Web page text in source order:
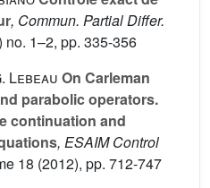
, Commun. Partial Differ.
no. 1–2, pp. 335-356
Lebeau On Carleman
parabolic operators.
continuation and
, ESAIM Control
18 (2012), pp. 712-747